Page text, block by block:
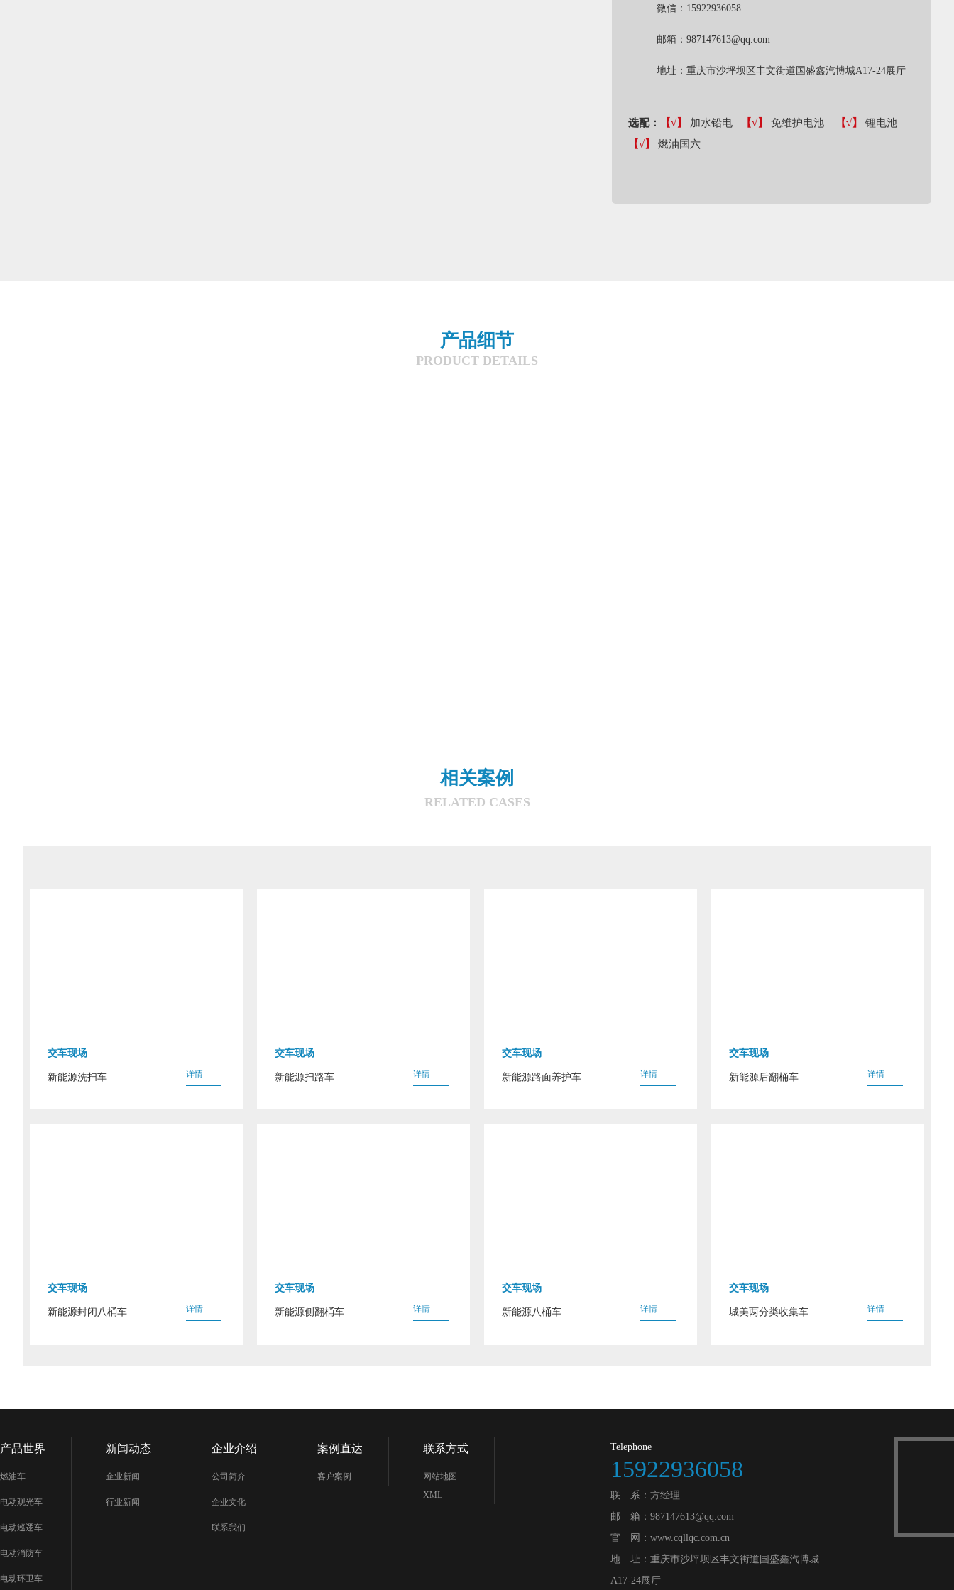
微信：15922936058
邮箱：987147613@qq.com
地址：重庆市沙坪坝区丰文街道国盛鑫汽博城A17-24展厅
选配： 【√】 加水铅电 【√】 免维护电池 【√】
锂电池
【√】
燃油国六
产品细节
PRODUCT DETAILS
相关案例
RELATED CASES
交车现场
新能源洗扫车 详情
交车现场
新能源扫路车 详情
交车现场
新能源路面养护车 详情
交车现场
新能源后翻桶车 详情
交车现场
新能源封闭八桶车 详情
交车现场
新能源侧翻桶车 详情
交车现场
新能源八桶车 详情
交车现场
城美两分类收集车 详情
产品世界
燃油车
电动观光车
电动巡逻车
电动消防车
电动环卫车
新闻动态
企业新闻
行业新闻
企业介绍
公司简介
企业文化
联系我们
案例直达
客户案例
联系方式
网站地图
XML
Telephone
15922936058
联 系：方经理
邮 箱：987147613@qq.com
官 网：www.cqllqc.com.cn
地 址：重庆市沙坪坝区丰文街道国盛鑫汽博城
A17-24展厅